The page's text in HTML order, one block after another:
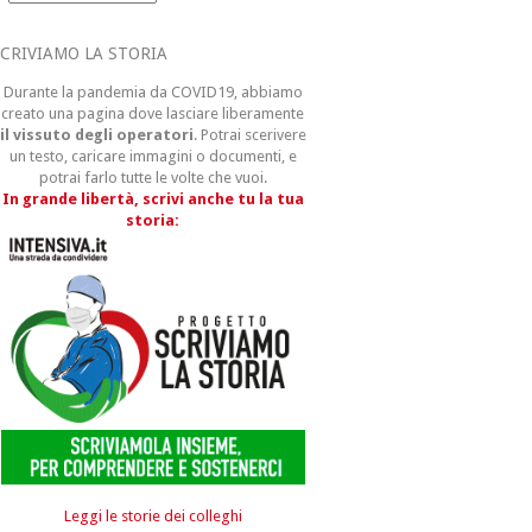
LA STORIA
Durante la pandemia da COVID19, abbiamo
creato una pagina dove lasciare liberamente
il vissuto degli operatori. Potrai scerivere
un testo, caricare immagini o documenti, e
potrai farlo tutte le volte che vuoi.
In grande libertà, scrivi anche tu la tua
storia:
Leggi le storie dei colleghi